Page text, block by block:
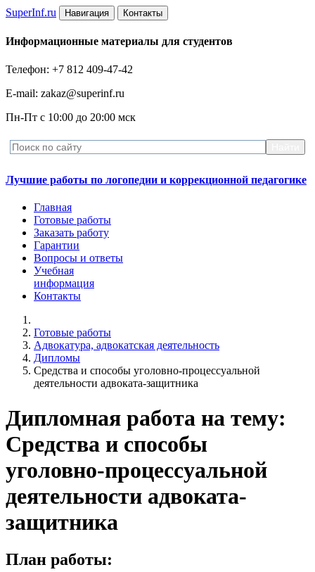
SuperInf.ru Навигация Контакты
Информационные материалы для студентов
Телефон: +7 812 409-47-42
E-mail: zakaz@superinf.ru
Пн-Пт с 10:00 до 20:00 мск
Лучшие работы по логопедии и коррекционной педагогике
Главная
Готовые работы
Заказать работу
Гарантии
Вопросы и ответы
Учебная
информация
Контакты
Готовые работы
Адвокатура, адвокатская деятельность
Дипломы
Средства и способы уголовно-процессуальной
деятельности адвоката-защитника
Дипломная работа на тему:
Средства и способы
уголовно-процессуальной
деятельности адвоката-
защитника
План работы: